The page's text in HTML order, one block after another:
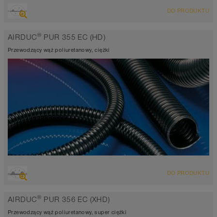
Wąż wyciągowo-nadmuchowy, odporny na ścieranie
Grubość ścianki ok. 0,7 mm
-40°C do 90°C
DO PRODUKTU
AIRDUC® PUR 355 EC (HD)
Przewodzący wąż poliuretanowy, ciężki
Wąż wyciągowo-nadmuchowy, odporny na ścieranie
Grubość ścianki 1,4mm
-40°C do 90°C
DO PRODUKTU
AIRDUC® PUR 356 EC (XHD)
Przewodzący wąż poliuretanowy, super ciężki